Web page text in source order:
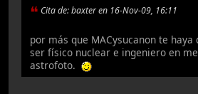
Cita de: baxter en 16-Nov-09, 16:11
por más que MACysucanon te haya
ser físico nuclear e ingeniero en
astrofoto.